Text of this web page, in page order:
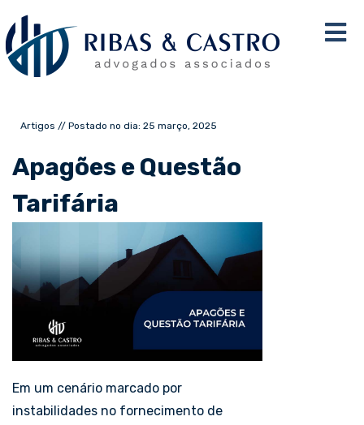
Artigos // Postado no dia: 25 março, 2025
Apagões e Questão
Tarifária
Em um cenário marcado por
instabilidades no fornecimento de